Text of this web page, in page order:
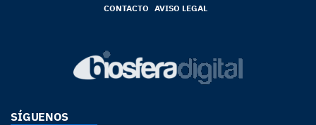
CONTACTO AVISO LEGAL
SÍGUENOS